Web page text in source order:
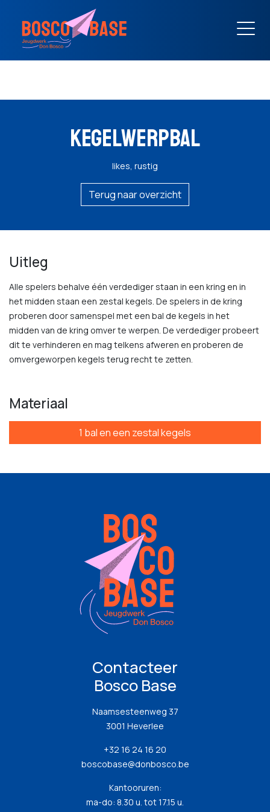
KEGELWERPBAL
likes, rustig
Terug naar overzicht
Uitleg
Alle spelers behalve één verdediger staan in een kring en in
het midden staan een zestal kegels. De spelers in de kring
proberen door samenspel met een bal de kegels in het
midden van de kring omver te werpen. De verdediger probeert
dit te verhinderen en mag telkens afweren en proberen de
omvergeworpen kegels terug recht te zetten.
Materiaal
1 bal en een zestal kegels
Contacteer
Bosco Base
Naamsesteenweg 37
3001 Heverlee
+32 16 24 16 20
boscobase@donbosco.be
Kantooruren:
ma-do: 8.30 u. tot 17.15 u.